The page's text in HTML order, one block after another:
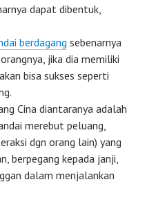
dapat dibentuk,
berdagang sebenarnya
jika dia memiliki
bisa sukses seperti
Cina diantaranya adalah
merebut peluang,
dgn orang lain) yang
berpegang kepada janji,
dalam menjalankan